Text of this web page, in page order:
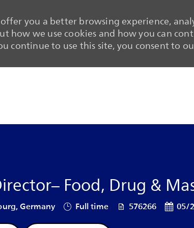
you a better browsing experience,
how we use cookies and how you can
continue to use this site, you consent to
Food, Drug &
Germany Job Type
Full time Job Id576266 Posted
05/